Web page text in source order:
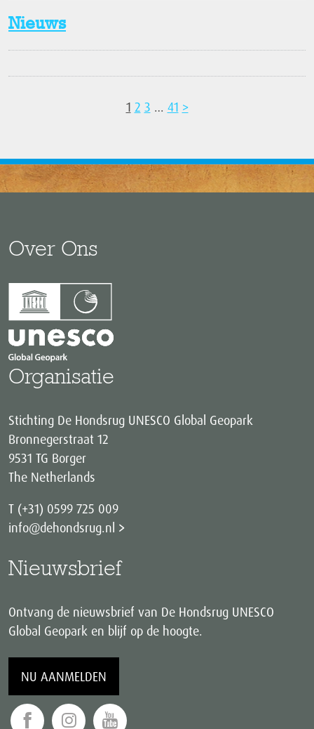
Nieuws
1 2 3 … 41 >
Over Ons
Organisatie
Stichting De Hondsrug UNESCO Global Geopark
Bronnegerstraat 12
9531 TG Borger
The Netherlands
T (+31) 0599 725 009
info@dehondsrug.nl
Nieuwsbrief
Ontvang de nieuwsbrief van De Hondsrug UNESCO
Global Geopark en blijf op de hoogte.
NU AANMELDEN